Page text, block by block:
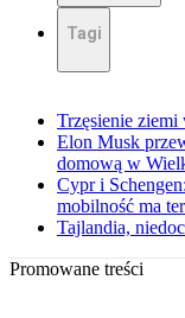
Tagi
Trzęsienie
Elon Musk
domową w
Cypr i
mobilność ma
Tajlandia,
Promowane treści